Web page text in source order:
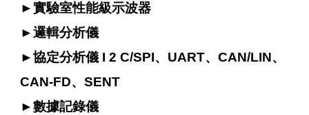
►實驗室性能級示波器
►邏輯分析儀
►協定分析儀 I 2 C/SPI、UART、CAN/LIN、
CAN-FD、SENT
►數據記錄儀